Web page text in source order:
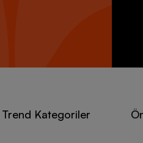
Trend Kategoriler